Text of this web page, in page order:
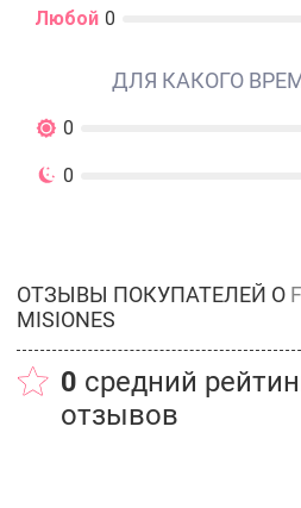
Любой 0
ДЛЯ КАКОГО
0
0
ОТЗЫВЫ ПОКУПАТЕЛЕЙ О
MISIONES
0 средний
отзывов